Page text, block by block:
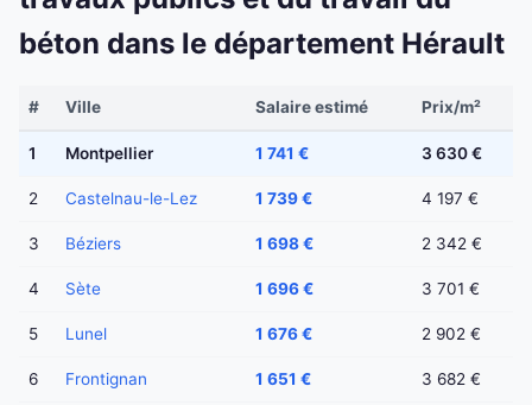
béton dans le département Hérault
# Ville Salaire estimé Prix/m²
1 Montpellier 1 741 € 3 630 €
2 Castelnau-le-Lez 1 739 € 4 197 €
3 Béziers 1 698 € 2 342 €
4 Sète 1 696 € 3 701 €
5 Lunel 1 676 € 2 902 €
6 Frontignan 1 651 € 3 682 €